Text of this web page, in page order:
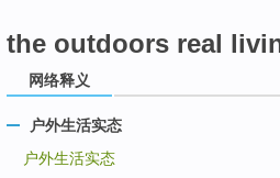
the outdoors real
网络释义
户外生活实态
户外生活实态